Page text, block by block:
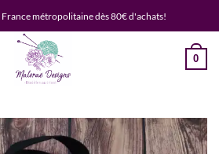
métropolitaine dès 80€ d'achats!
0